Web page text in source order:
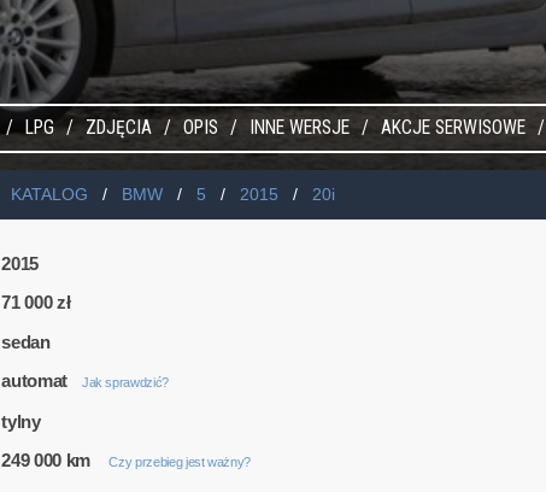
LPG ZDJĘCIA OPIS INNE WERSJE AKCJE SERWISOWE
KATALOG BMW 5 2015 20i
2015
71 000 zł
sedan
automat Jak sprawdzić?
tylny
249 000 km Czy przebieg jest ważny?